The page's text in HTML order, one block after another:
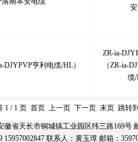
ZR-ia-
（ZR-ia-
缆/
1 / 1 页 首页 上一页 下一页 末页 跳转
徽省天长市铜城镇工业园区纬三路169号
15957002847 联系人：黄玉璋 邮箱：